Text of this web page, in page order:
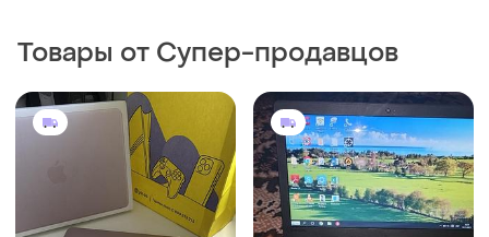
Товары от Супер-продавцов